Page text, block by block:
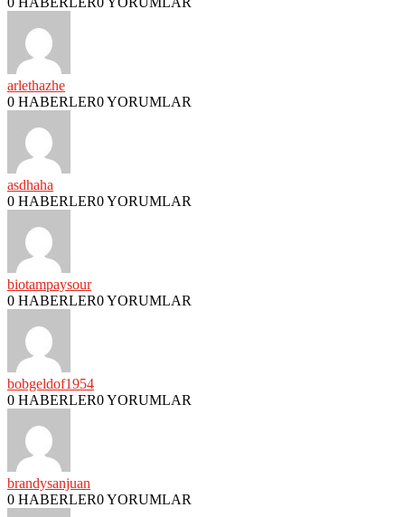
arlethazhe
0 HABERLER0 YORUMLAR
asdhaha
0 HABERLER0 YORUMLAR
biotampaysour
0 HABERLER0 YORUMLAR
bobgeldof1954
0 HABERLER0 YORUMLAR
brandysanjuan
0 HABERLER0 YORUMLAR